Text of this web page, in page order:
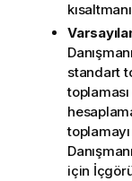
Danışmanı
standart
Danışmanı
için